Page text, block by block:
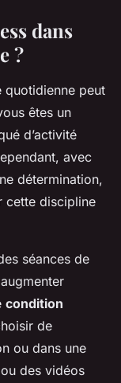
dans
?
quotidienne peut
êtes un
d’activité
avec
détermination,
cette discipline
séances de
condition
de
ou dans une
des vidéos